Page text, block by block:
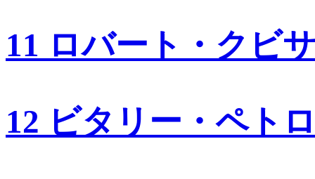
11 ロバート・クビ
12 ビタリー・ペト